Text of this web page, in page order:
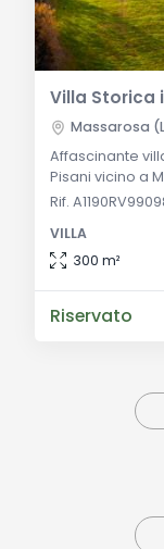
Massarosa
Affascinante
Pisani vicino a
architettonica
pittoreschi
un gioiello
Rif.
VILLA
300 m²
Riservato